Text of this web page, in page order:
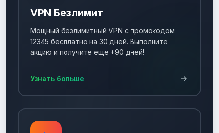
VPN Безлимит
Мощный безлимитный VPN с промокодом
12345 бесплатно на 30 дней. Выполните
акцию и получите еще +90 дней!
Узнать больше